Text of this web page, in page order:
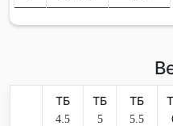
ТБ
4.5
ТБ
5
ТБ
5.5